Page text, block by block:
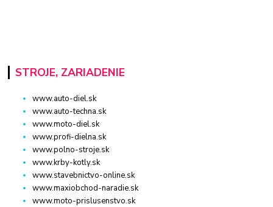
STROJE, ZARIADENIE
www.auto-diel.sk
www.auto-techna.sk
www.moto-diel.sk
www.profi-dielna.sk
www.polno-stroje.sk
www.krby-kotly.sk
www.stavebnictvo-online.sk
www.maxiobchod-naradie.sk
www.moto-prislusenstvo.sk